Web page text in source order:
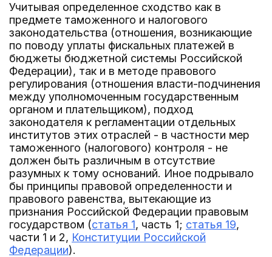
Учитывая определенное сходство как в
предмете таможенного и налогового
законодательства (отношения, возникающие
по поводу уплаты фискальных платежей в
бюджеты бюджетной системы Российской
Федерации), так и в методе правового
регулирования (отношения власти-подчинения
между уполномоченным государственным
органом и плательщиком), подход
законодателя к регламентации отдельных
институтов этих отраслей - в частности мер
таможенного (налогового) контроля - не
должен быть различным в отсутствие
разумных к тому оснований. Иное подрывало
бы принципы правовой определенности и
правового равенства, вытекающие из
признания Российской Федерации правовым
государством (статья 1, часть 1; статья 19,
части 1 и 2, Конституции Российской
Федерации).